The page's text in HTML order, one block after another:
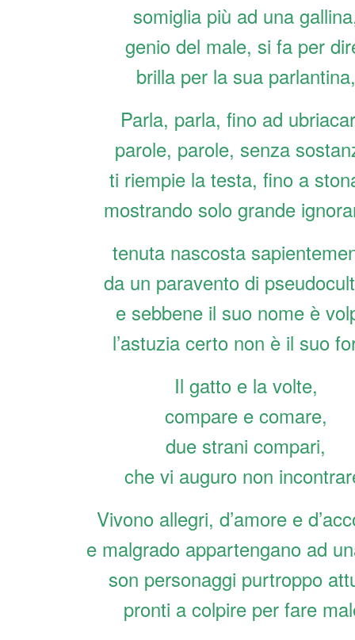
somiglia più ad una
genio del male, si fa per
brilla per la sua parlantina,
Parla, parla, fino ad
parole, parole, senza
ti riempie la testa, fino a
mostrando solo grande
tenuta nascosta
da un paravento di
e sebbene il suo nome è
l’astuzia certo non è il suo
Il gatto e la volte,
compare e comare,
due strani compari,
che vi auguro non
Vivono allegri, d’amore e
e malgrado appartengano ad
son personaggi purtroppo
pronti a colpire per fare